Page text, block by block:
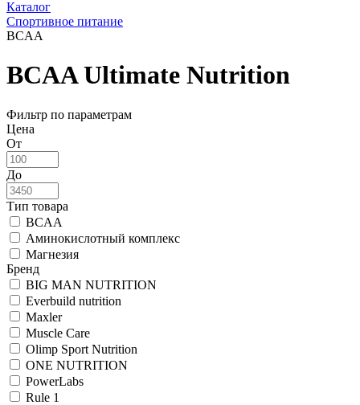
Каталог
Спортивное питание
BCAA
BCAA Ultimate Nutrition
Фильтр по параметрам
Цена
От
До
Тип товара
BCAA
Аминокислотный комплекс
Магнезия
Бренд
BIG MAN NUTRITION
Everbuild nutrition
Maxler
Muscle Care
Olimp Sport Nutrition
ONE NUTRITION
PowerLabs
Rule 1